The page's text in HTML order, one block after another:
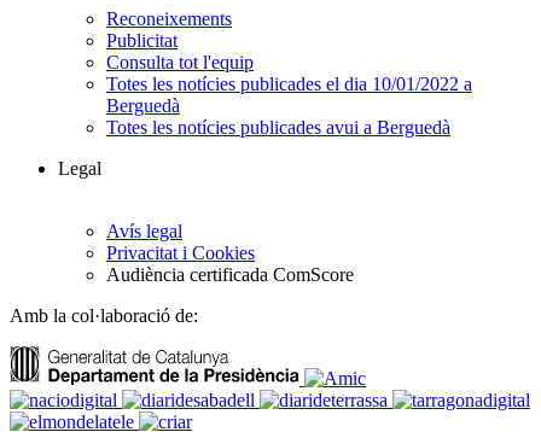
Reconeixements
Publicitat
Consulta tot l'equip
Totes les notícies publicades el dia 10/01/2022 a
Berguedà
Totes les notícies publicades avui a Berguedà
Legal
Avís legal
Privacitat i Cookies
Audiència certificada ComScore
Amb la col·laboració de: